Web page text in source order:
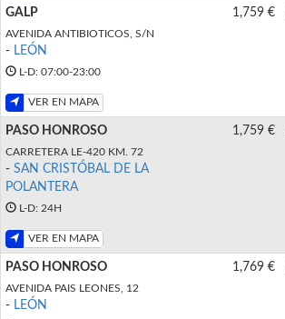
GALP
AVENIDA ANTIBIOTICOS, S/N
- LEÓN
L-D: 07:00-23:00
VER EN MAPA
1,759 €
PASO HONROSO
CARRETERA LE-420 KM. 72
- SAN CRISTÓBAL DE LA
POLANTERA
L-D: 24H
VER EN MAPA
1,759 €
PASO HONROSO
AVENIDA PAIS LEONES, 12
- LEÓN
1,769 €